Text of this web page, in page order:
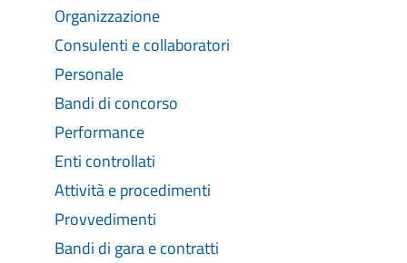
Organizzazione
Consulenti e collaboratori
Personale
Bandi di concorso
Performance
Enti controllati
Attività e procedimenti
Provvedimenti
Bandi di gara e contratti